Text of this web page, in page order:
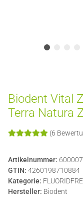
Biodent Vital
Terra Natura
(6
Artikelnummer:
GTIN: 4260198710884
Kategorie:
Hersteller: Biodent